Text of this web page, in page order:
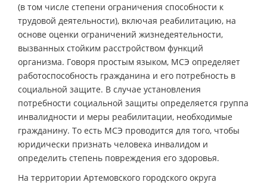
(в том числе степени ограничения способности к
трудовой деятельности), включая реабилитацию, на
основе оценки ограничений жизнедеятельности,
вызванных стойким расстройством функций
организма. Говоря простым языком, МСЭ определяет
работоспособность гражданина и его потребность в
социальной защите. В случае установления
потребности социальной защиты определяется группа
инвалидности и меры реабилитации, необходимые
гражданину. То есть МСЭ проводится для того, чтобы
юридически признать человека инвалидом и
определить степень повреждения его здоровья.
На территории Артемовского городского округа